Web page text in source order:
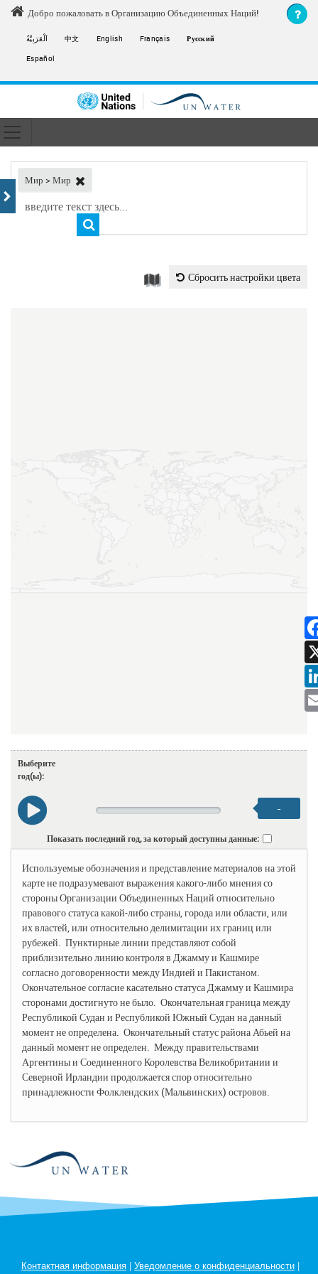
Skip to main content
Добро пожаловать в Организацию Объединенных Наций!
اَلْعَرَبِيَّةُ 中文 English Français
Русский
Español
Toggle navigation
navigation
Мир > Мир
Сбросить настройки цвета
Выберите
год(ы):
-
Показать последний год, за который доступны данные:
Используемые обозначения и представление материалов на этой
карте не подразумевают выражения какого-либо мнения со
стороны Организации Объединенных Наций относительно
правового статуса какой-либо страны, города или области, или
их властей, или относительно делимитации их границ или
рубежей. Пунктирные линии представляют собой
приблизительно линию контроля в Джамму и Кашмире
согласно договоренности между Индией и Пакистаном.
Окончательное согласие касательно статуса Джамму и Кашмира
сторонами достигнуто не было. Окончательная граница между
Республикой Судан и Республикой Южный Судан на данный
момент не определена. Окончательный статус района Абьей на
данный момент не определен. Между правительствами
Аргентины и Соединенного Королевства Великобритании и
Северной Ирландии продолжается спор относительно
принадлежности Фолклендских (Мальвинских) островов.
Контактная информация | Уведомление о конфиденциальности |